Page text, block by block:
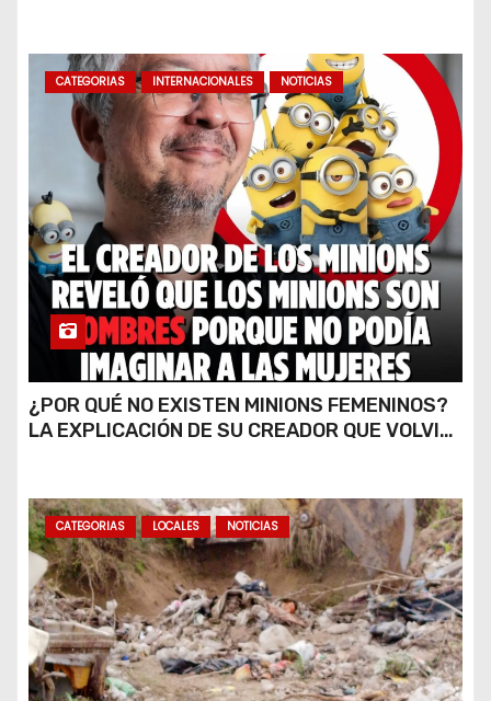
CATEGORIAS INTERNACIONALES NOTICIAS
¿POR QUÉ NO EXISTEN MINIONS FEMENINOS?
LA EXPLICACIÓN DE SU CREADOR QUE VOLVIÓ
CATEGORIAS LOCALES NOTICIAS